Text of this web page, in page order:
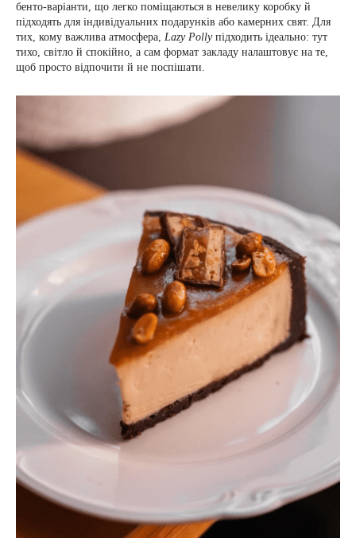
бенто-варіанти, що легко поміщаються в невелику коробку й
підходять для індивідуальних подарунків або камерних свят. Для
тих, кому важлива атмосфера, Lazy Pollyпідходить ідеально: тут
тихо, світло й спокійно, а сам формат закладу налаштовує на те,
щоб просто відпочити й не поспішати.